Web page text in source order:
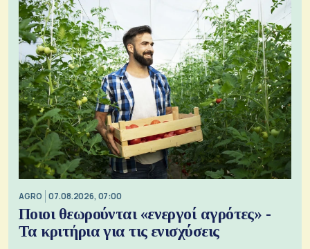
AGRO 07.08.2026, 07:00
Ποιοι θεωρούνται «ενεργοί αγρότες» -
Τα κριτήρια για τις ενισχύσεις